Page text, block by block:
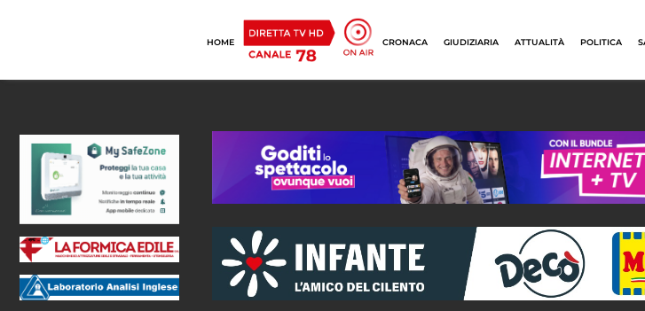
HOME CRONACA GIUDIZIARIA ATTUALITÀ POLITICA